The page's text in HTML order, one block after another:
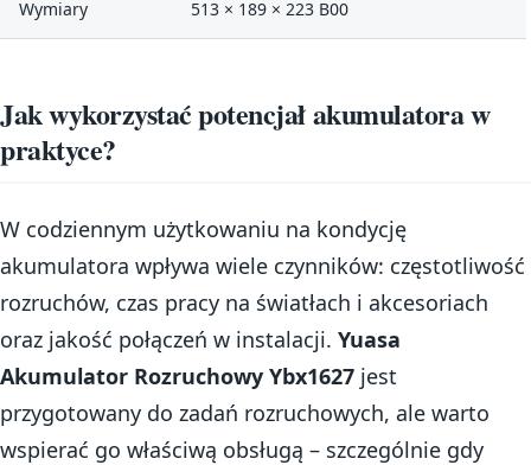
Wymiary 513 × 189 × 223 B00
Jak wykorzystać potencjał akumulatora w
praktyce?
W codziennym użytkowaniu na kondycję
akumulatora wpływa wiele czynników: częstotliwość
rozruchów, czas pracy na światłach i akcesoriach
oraz jakość połączeń w instalacji. Yuasa
Akumulator Rozruchowy Ybx1627 jest
przygotowany do zadań rozruchowych, ale warto
wspierać go właściwą obsługą – szczególnie gdy